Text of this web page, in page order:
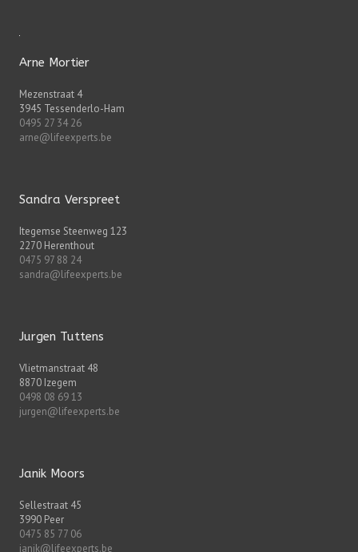
Arne Mortier
Mezenstraat 4
3945 Tessenderlo-Ham
0495 27 34 26
arne@lifeexperts.be
Sandra Verspreet
Itegemse Steenweg 123
2270 Herenthout
0475 97 88 24
sandra@lifeexperts.be
Jurgen Tuttens
Vlietmanstraat 48
8870 Izegem
0498 08 69 13
jurgen@lifeexperts.be
Janik Moors
Sellestraat 45
3990 Peer
0475 85 77 06
janik@lifeexperts.be